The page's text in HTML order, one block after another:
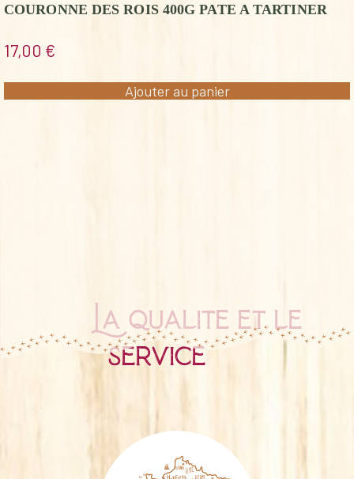
COURONNE DES ROIS 400G PATE A TARTINER
17,00 €
Ajouter au panier
La qualité et le
service